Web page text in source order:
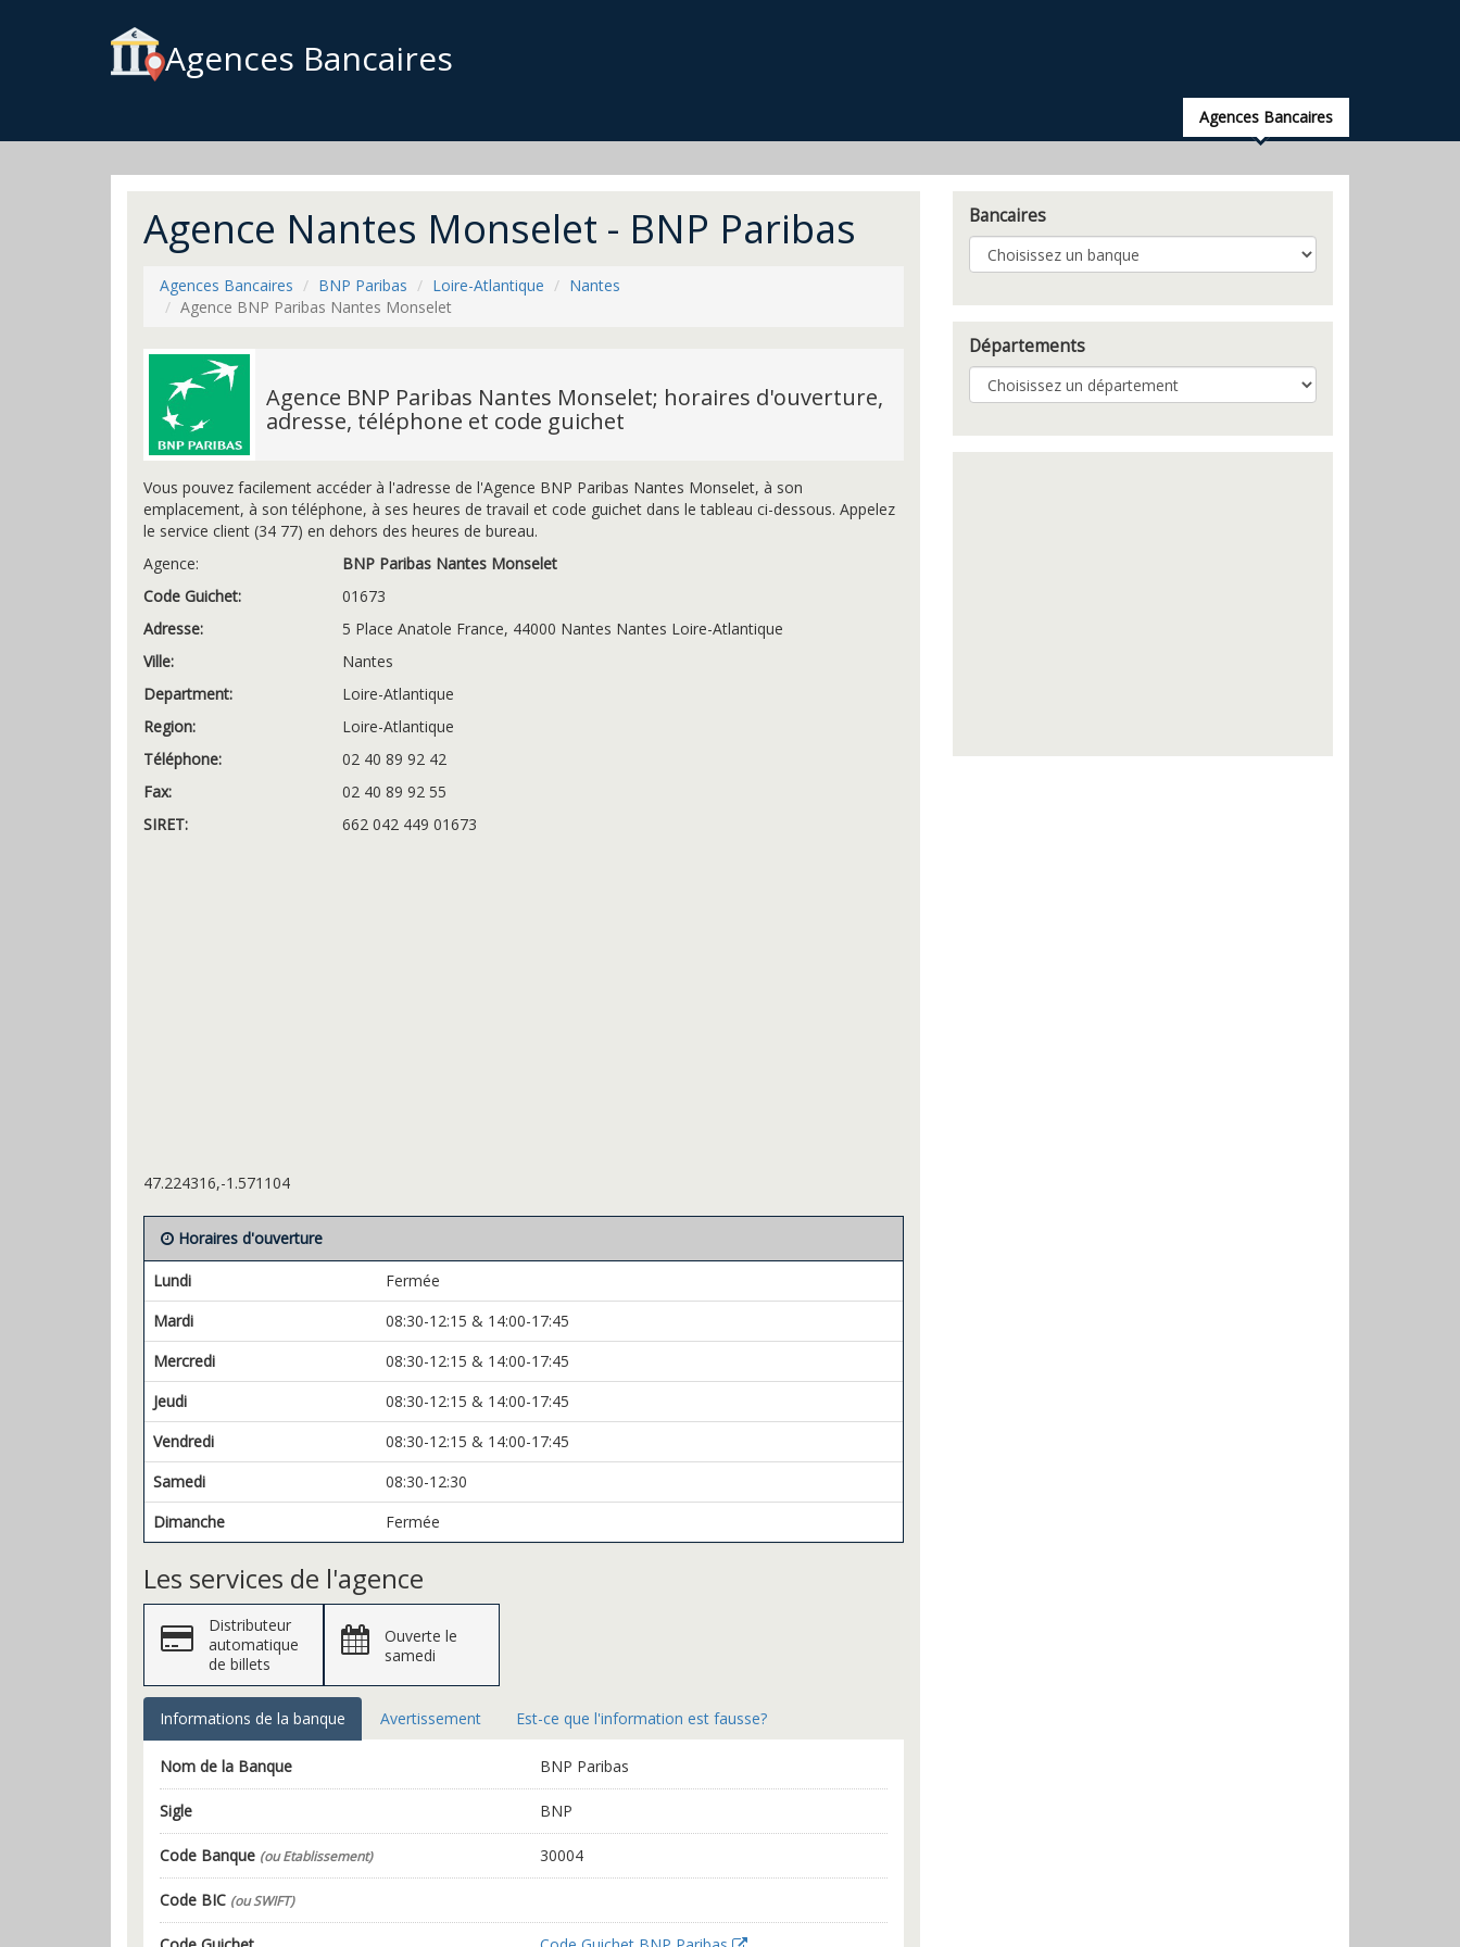
Agences Bancaires
Agences Bancaires
Agence Nantes Monselet - BNP Paribas
Agences Bancaires BNP Paribas Loire-Atlantique
Nantes
Agence BNP Paribas Nantes Monselet
Agence BNP Paribas Nantes Monselet; horaires d'ouverture,
adresse, téléphone et code guichet
Vous pouvez facilement accéder à l'adresse de l'Agence BNP Paribas Nantes Monselet, à son
emplacement, à son téléphone, à ses heures de travail et code guichet dans le tableau ci-dessous. Appelez
le service client (34 77) en dehors des heures de bureau.
Agence:
BNP Paribas Nantes Monselet
Code Guichet:
01673
Adresse:
5 Place Anatole France, 44000 Nantes Nantes Loire-Atlantique
Ville:
Nantes
Department:
Loire-Atlantique
Region:
Loire-Atlantique
Téléphone:
02 40 89 92 42
Fax:
02 40 89 92 55
SIRET:
662 042 449 01673
47.224316,-1.571104
Horaires d'ouverture
Lundi
Fermée
Mardi
08:30-12:15 & 14:00-17:45
Mercredi
08:30-12:15 & 14:00-17:45
Jeudi
08:30-12:15 & 14:00-17:45
Vendredi
08:30-12:15 & 14:00-17:45
Samedi
08:30-12:30
Dimanche
Fermée
Les services de l'agence
Distributeur
automatique
de billets
Ouverte le
samedi
Informations de la banque Avertissement Est-ce que l'information est fausse?
Nom de la Banque BNP Paribas
Sigle BNP
Code Banque (ou Etablissement) 30004
Code BIC (ou SWIFT)
Bancaires
Départements